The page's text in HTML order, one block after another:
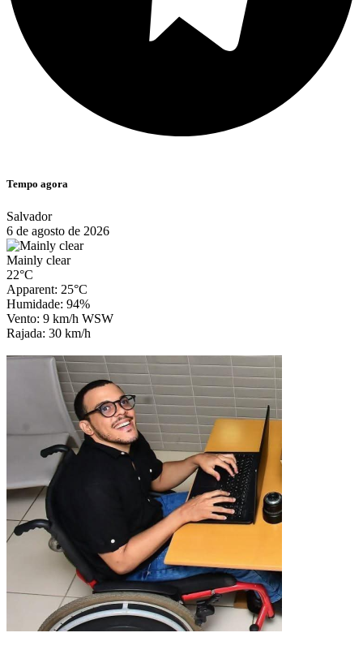
Tempo agora
Salvador
6 de agosto de 2026
Mainly clear
22°C
Apparent: 25°C
Humidade: 94%
Vento: 9 km/h WSW
Rajada: 30 km/h